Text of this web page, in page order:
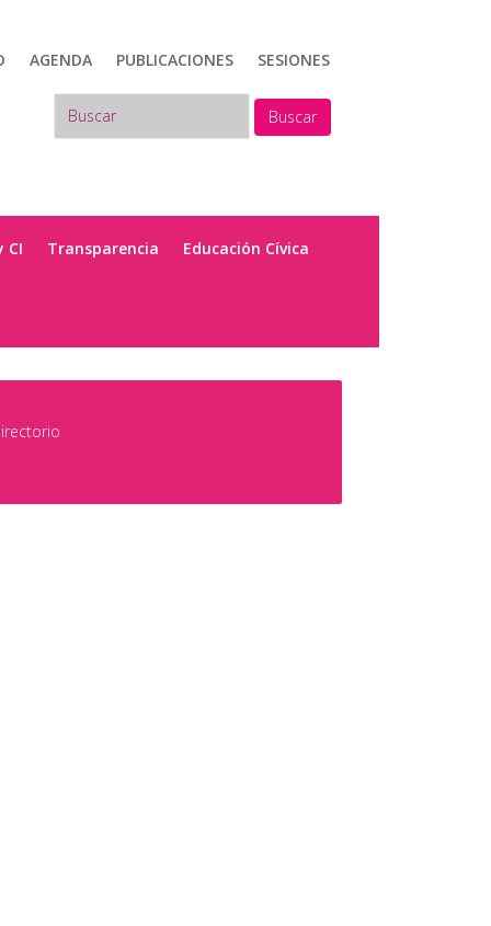
AGENDA PUBLICACIONES SESIONES
Buscar
CI Transparencia Educación Cívica